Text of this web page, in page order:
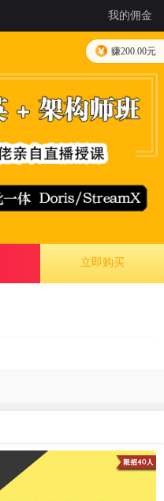
赚200.00元
我的佣金
立即购买